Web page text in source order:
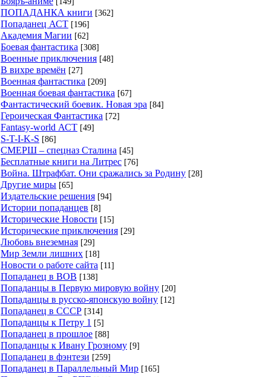
ПОПАДАНКА книги [362]
Попаданец АСТ [196]
Академия Магии [62]
Боевая фантастика [308]
Военные приключения [48]
В вихре времён [27]
Военная фантастика [209]
Военная боевая фантастика [67]
Фантастический боевик. Новая эра [84]
Героическая Фантастика [72]
Fantasy-world АСТ [49]
S-T-I-K-S [86]
СМЕРШ – спецназ Сталина [45]
Бесплатные книги на Литрес [76]
Война. Штрафбат. Они сражались за Родину [28]
Другие миры [65]
Издательские решения [94]
Истории попаданцев [8]
Исторические Новости [15]
Исторические приключения [29]
Любовь внеземная [29]
Мир Земли лишних [18]
Новости о работе сайта [11]
Попаданец в ВОВ [138]
Попаданцы в Первую мировую войну [20]
Попаданцы в русско-японскую войну [12]
Попаданец в СССР [314]
Попаданцы к Петру 1 [5]
Попаданец в прошлое [88]
Попаданцы к Ивану Грозному [9]
Попаданец в фэнтези [259]
Попаданец в Параллельный Мир [165]